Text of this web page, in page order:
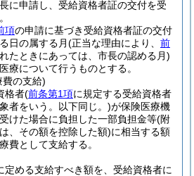
に申請し、受給資格者証の交付を受
項の申請に基づき受給資格者証の交付
日の属する月(正当な理由により、 前
たときにあっては、市長の認める月)
療について行うものとする。
の支給)
格者(前条第1項に規定する受給資格者
者をいう。以下同じ。)が保険医療機
けた場合に負担した一部負担金等(附
、その額を控除した額)に相当する額
費として支給する。
定める支給すべき額を、受給資格者に